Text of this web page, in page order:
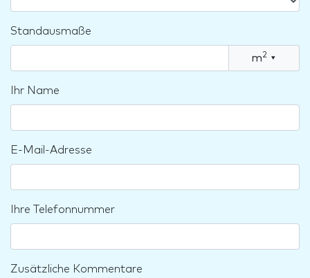
Standausmaße
m2 ▾
Ihr Name
E-Mail-Adresse
Ihre Telefonnummer
Zusätzliche Kommentare